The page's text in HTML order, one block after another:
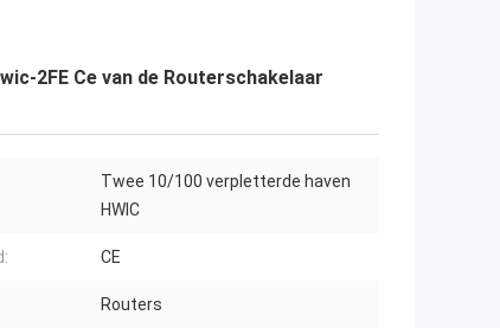
2FE Ce van de Routerschakelaar
Twee 10/100 verpletterde haven
HWIC
CE
Routers